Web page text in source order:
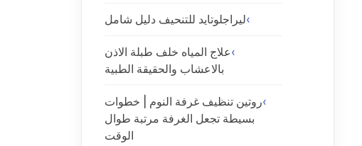
ليراجلوتايد للتنحيف دليل شامل
علاج المياه خلف طبلة الاذن
بالاعشاب والحقيقة الطبية
روتين تنظيف غرفة النوم | خطوات
بسيطة تجعل الغرفة مرتبة طوال
الوقت